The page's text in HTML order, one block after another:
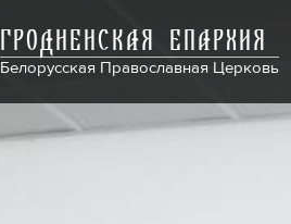
ГРОДНЕНСКАЯ ЕПАРХИЯ
Белорусская Православная Церковь